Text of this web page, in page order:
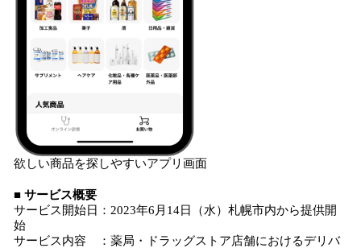
欲しい商品を探しやすいアプリ画面
■ サービス概要
サービス開始日：2023年6月14日（水）札幌市内から提供開
始
サービス内容 ：薬局・ドラッグストア店舗におけるデリバ